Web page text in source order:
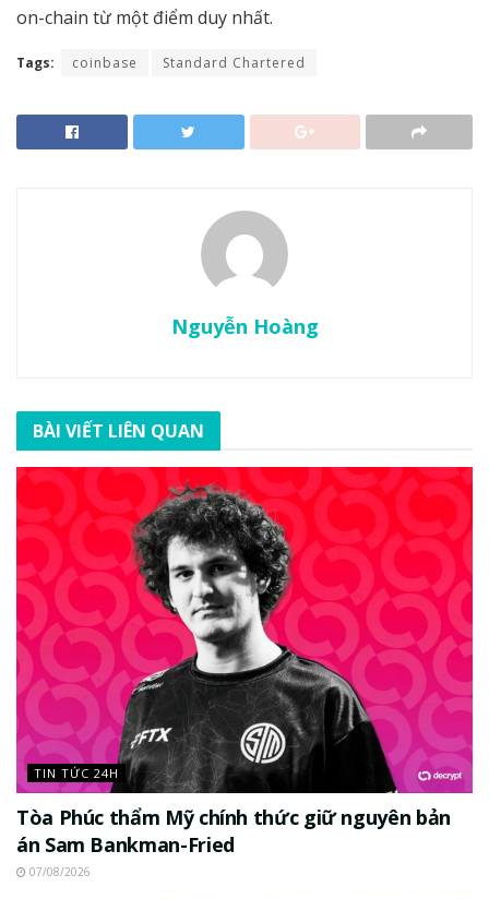
on-chain từ một điểm duy nhất.
Tags: coinbase Standard Chartered
Nguyễn Hoàng
BÀI VIẾT LIÊN QUAN
TIN TỨC 24H
Tòa Phúc thẩm Mỹ chính thức giữ nguyên bản
án Sam Bankman-Fried
07/08/2026